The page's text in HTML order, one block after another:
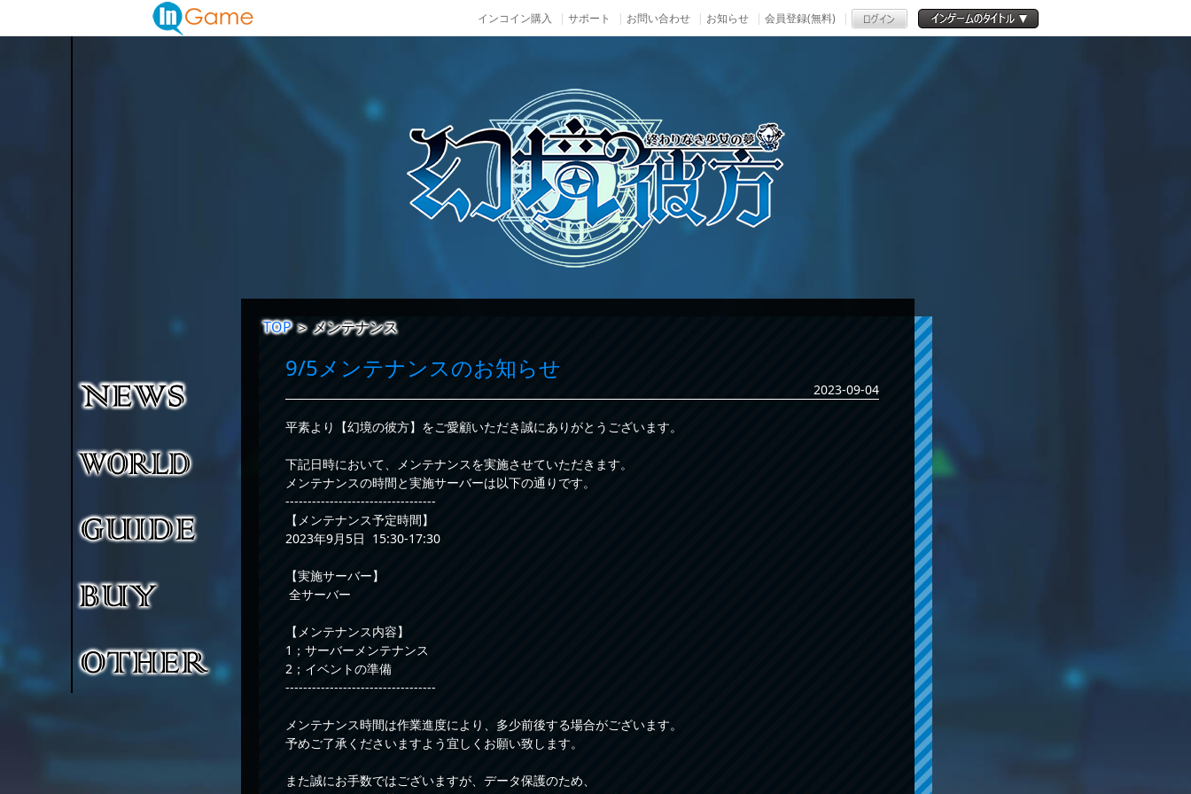
インコイン購入 サポート お問い合わせ お知らせ 会員登録(無料)
TOP＞メンテナンス
9/5メンテナンスのお知らせ
2023-09-04
平素より【幻境の彼方】をご愛顧いただき誠にありがとうございます。
下記日時において、メンテナンスを実施させていただきます。
メンテナンスの時間と実施サーバーは以下の通りです。
----------------------------------
【メンテナンス予定時間】
2023年9月5日 15:30-17:30
【実施サーバー】
全サーバー
【メンテナンス内容】
1；サーバーメンテナンス
2；イベントの準備
----------------------------------
メンテナンス時間は作業進度により、多少前後する場合がございます。
予めご了承くださいますよう宜しくお願い致します。
また誠にお手数ではございますが、データ保護のため、